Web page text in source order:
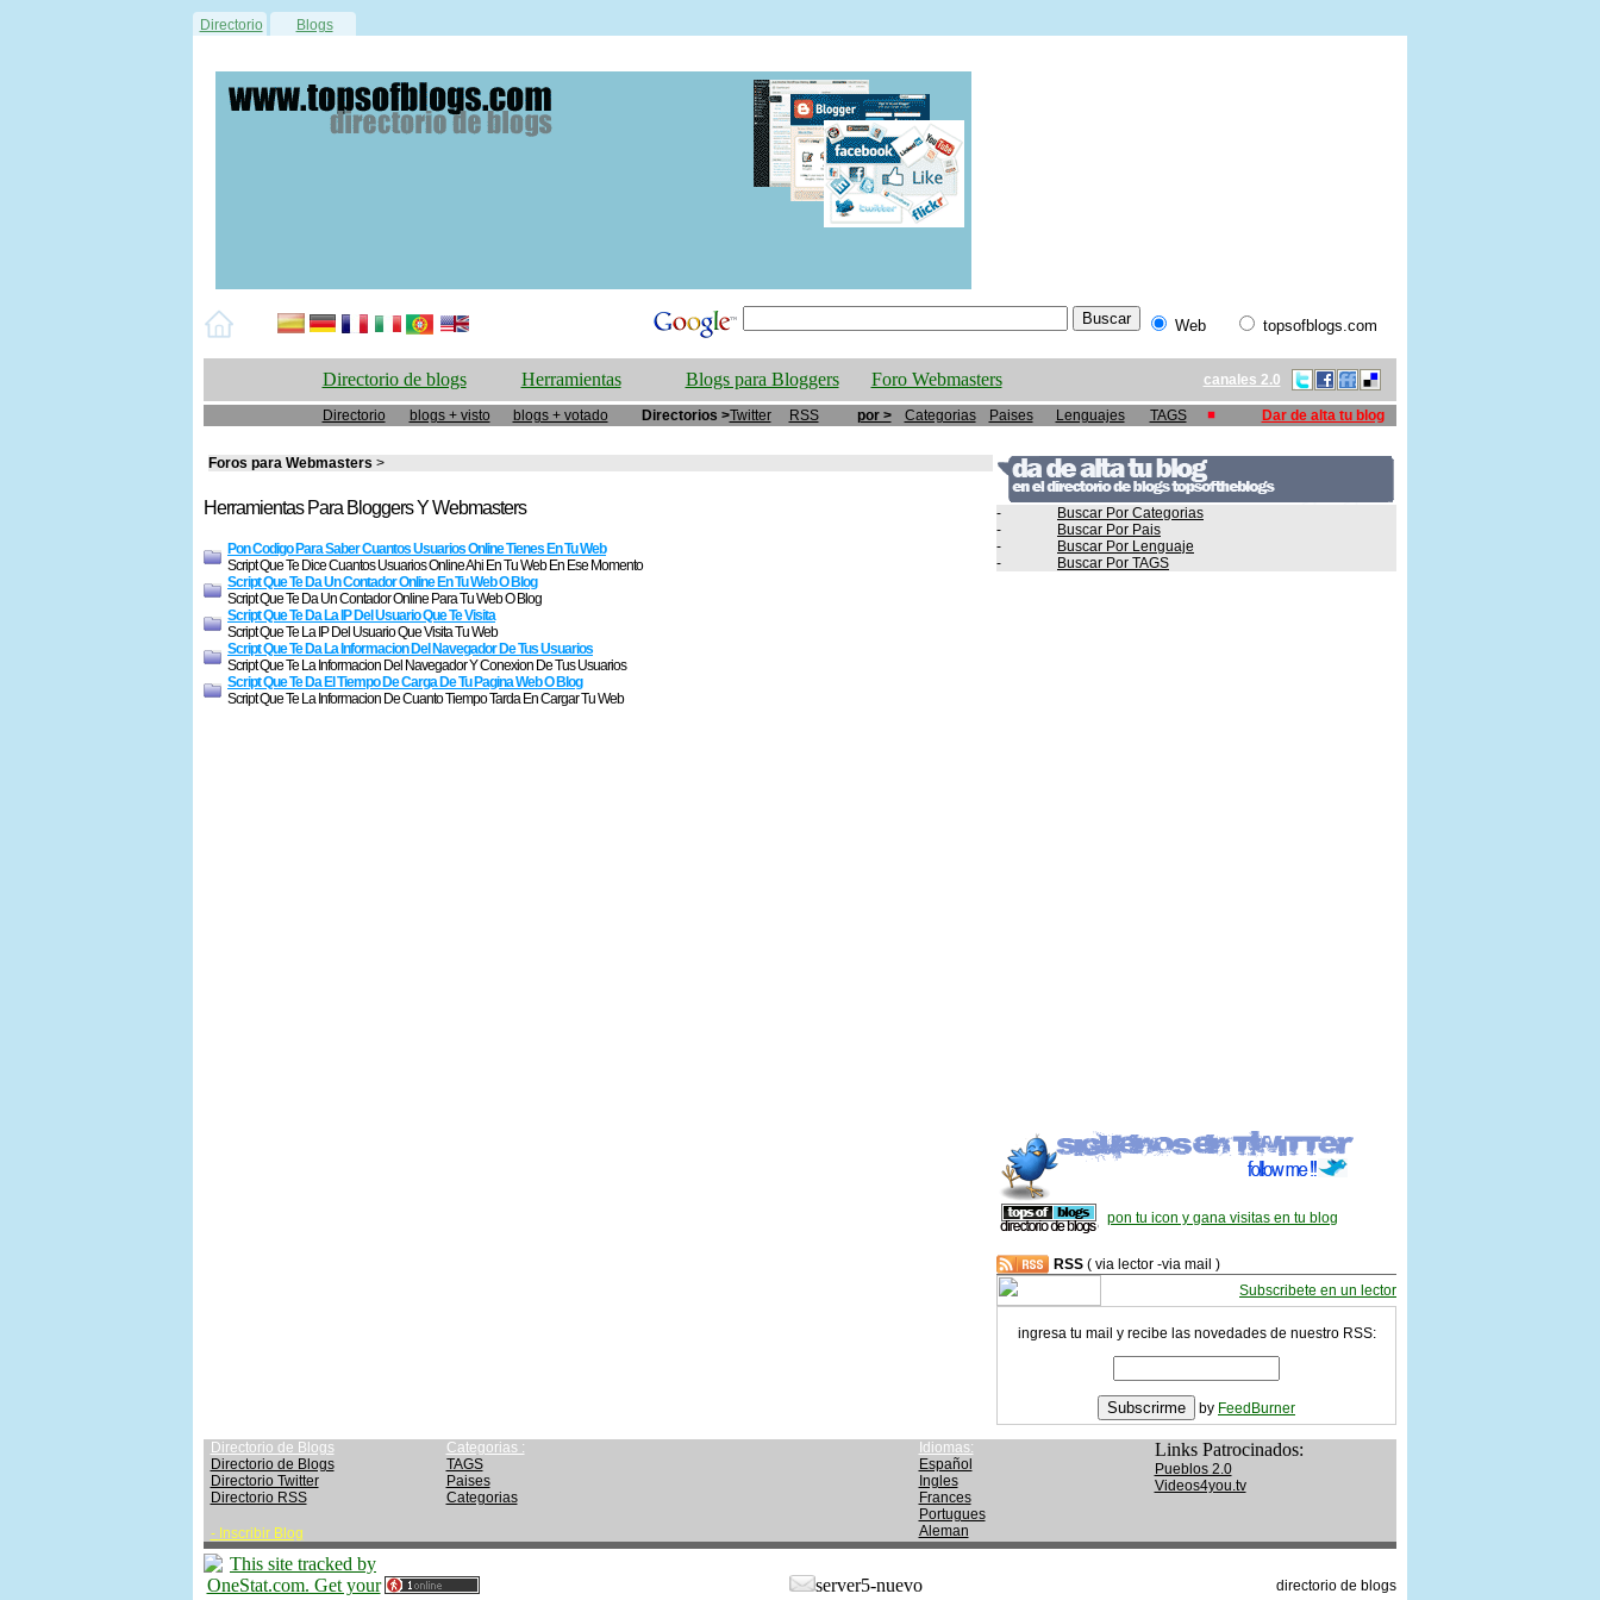
Directorio Blogs
Web topsofblogs.com
Directorio de blogs Herramientas Blogs para Bloggers Foro Webmasters canales 2.0
Directorio blogs + visto blogs + votado Directorios >Twitter RSS por > Categorias Paises Lenguajes TAGS Dar de alta tu blog
Foros para Webmasters >
Herramientas Para Bloggers Y Webmasters
Pon Codigo Para Saber Cuantos Usuarios Online Tienes En Tu Web
Script Que Te Dice Cuantos Usuarios Online Ahi En Tu Web En Ese Momento
Script Que Te Da Un Contador Online En Tu Web O Blog
Script Que Te Da Un Contador Online Para Tu Web O Blog
Script Que Te Da La IP Del Usuario Que Te Visita
Script Que Te La IP Del Usuario Que Visita Tu Web
Script Que Te Da La Informacion Del Navegador De Tus Usuarios
Script Que Te La Informacion Del Navegador Y Conexion De Tus Usuarios
Script Que Te Da El Tiempo De Carga De Tu Pagina Web O Blog
Script Que Te La Informacion De Cuanto Tiempo Tarda En Cargar Tu Web
-
Buscar Por Categorias
-
Buscar Por Pais
-
Buscar Por Lenguaje
-
Buscar Por TAGS
pon tu icon y gana visitas en tu blog
RSS ( via lector -via mail )
Subscribete en un lector
ingresa tu mail y recibe las novedades de nuestro RSS:
by FeedBurner
Directorio de Blogs
Directorio de Blogs
Directorio Twitter
Directorio RSS
- Inscribir Blog
Categorias :
TAGS
Paises
Categorias
Idiomas:
Español
Ingles
Frances
Portugues
Aleman
Links Patrocinados:
Pueblos 2.0
Videos4you.tv
server5-nuevo directorio de blogs